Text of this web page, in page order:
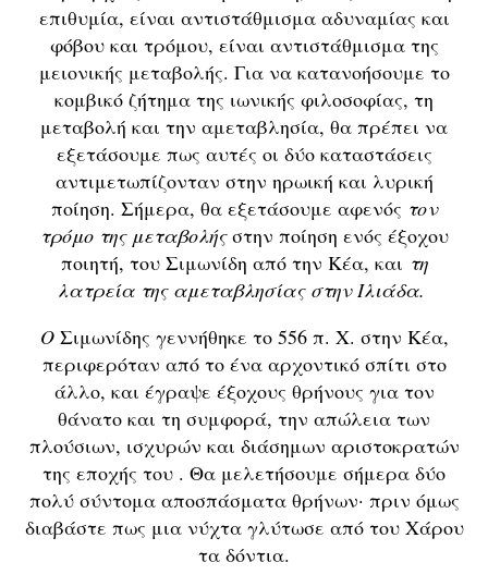
επιθυμία, είναι αντιστάθμισμα αδυναμίας και
φόβου και τρόμου, είναι αντιστάθμισμα της
μειονικής μεταβολής. Για να κατανοήσουμε το
κομβικό ζήτημα της ιωνικής φιλοσοφίας, τη
μεταβολή και την αμεταβλησία, θα πρέπει να
εξετάσουμε πως αυτές οι δύο καταστάσεις
αντιμετωπίζονταν στην ηρωική και λυρική
ποίηση. Σήμερα, θα εξετάσουμε αφενός τον
τρόμο της μεταβολήςστην ποίηση ενός έξοχου
ποιητή, του Σιμωνίδη από την Κέα, και τη
λατρεία της αμεταβλησίας στην Ιλιάδα.
ΟΣιμωνίδης γεννήθηκε το 556 π. Χ. στην Κέα,
περιφερόταν από το ένα αρχοντικό σπίτι στο
άλλο, και έγραψε έξοχους θρήνους για τον
θάνατο και τη συμφορά, την απώλεια των
πλούσιων, ισχυρών και διάσημων αριστοκρατών
της εποχής του . Θα μελετήσουμε σήμερα δύο
πολύ σύντομα αποσπάσματα θρήνων· πριν όμως
διαβάστε πως μια νύχτα γλύτωσε από του Χάρου
τα δόντια.